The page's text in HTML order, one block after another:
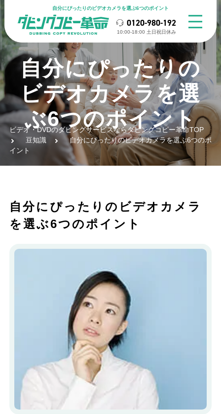
自分にぴったりのビデオカメラを選ぶ6つのポイント
0120-980-192
10:00-18:00 ⼟⽇祝⽇休み
自分にぴったりの
ビデオカメラを選
ぶ6つのポイント
ビデオ・DVDのダビングサービスならダビングコピー革命TOP
豆知識
自分にぴったりのビデオカメラを選ぶ6つのポ
イント
自分にぴったりのビデオカメラ
を選ぶ6つのポイント